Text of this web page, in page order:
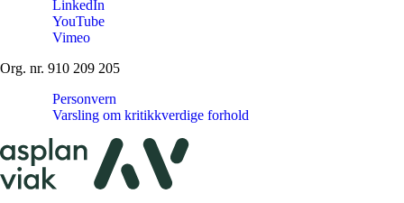
LinkedIn
YouTube
Vimeo
Org. nr. 910 209 205
Personvern
Varsling om kritikkverdige forhold